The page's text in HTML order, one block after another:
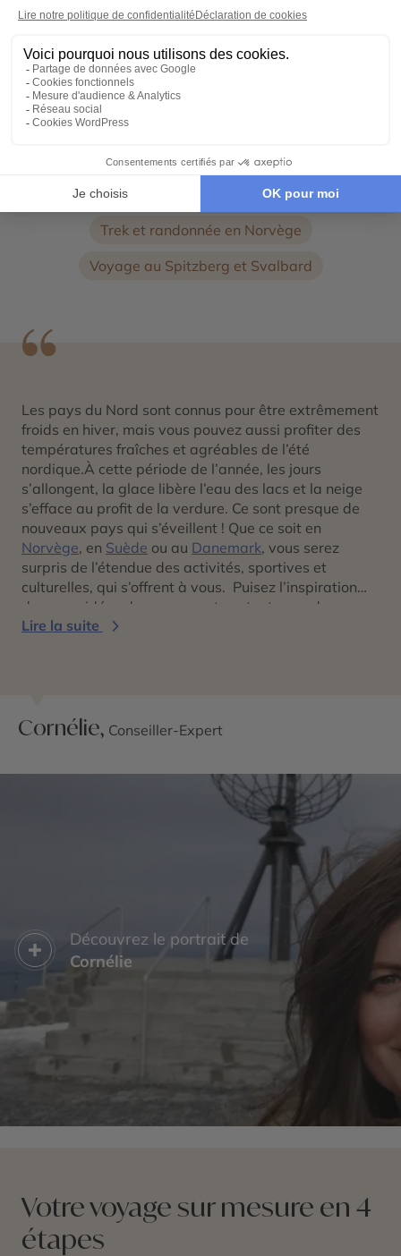
Voyage Norvège hiver
Croisières en Europe du Nord
Circuits accompagnés en Europe
Road Trip en Scandinavie
Road Trip en Europe du nord
Road Trip dans le Sud de la Norvège
Trek et randonnée en Norvège
Voyage au Spitzberg et Svalbard
Les pays du Nord sont connus pour être extrêmement
froids en hiver, mais vous pouvez aussi profiter des
températures fraîches et agréables de l’été
nordique.À cette période de l’année, les jours
s’allongent, la glace libère l’eau des lacs et la neige
s’efface au profit de la verdure. Ce sont presque de
nouveaux pays qui s’éveillent ! Que ce soit en
Norvège, en Suède ou au Danemark, vous serez
surpris de l’étendue des activités, sportives et
culturelles, qui s’offrent à vous. Puisez l’inspiration
dans nos idées de voyages et contactez un de nos
spécialistes Scandinavie pour co-concevoir ensemble
Lire la suite
Cornélie, Conseiller-Expert
Découvrez le portrait de
Cornélie
Votre voyage sur mesure en 4
étapes